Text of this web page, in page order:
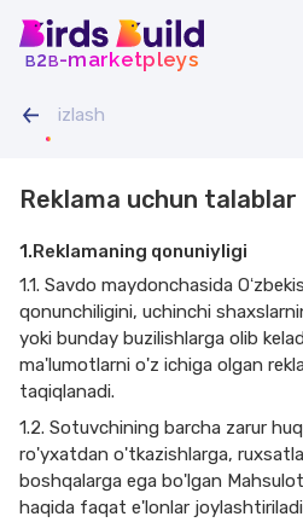
b2b-marketpleys
Reklama uchun talablar
1.Reklamaning qonuniyligi
1.1. Savdo maydonchasida
qonunchiligini, uchinchi
yoki bunday buzilishlarga olib
ma'lumotlarni o'z ichiga olgan
taqiqlanadi.
1.2. Sotuvchining barcha zarur
ro'yxatdan o'tkazishlarga,
boshqalarga ega bo'lgan
haqida faqat e'lonlar